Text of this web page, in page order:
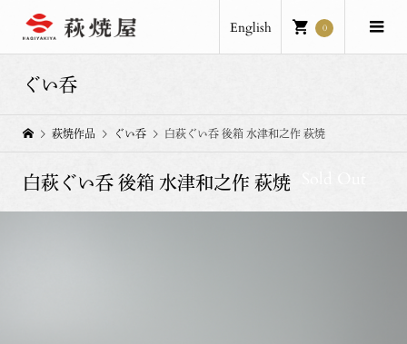
English 0
ぐい呑
萩焼作品 ぐい呑 白萩ぐい呑 後箱 水津和之作 萩焼
白萩ぐい呑 後箱 水津和之作 萩焼